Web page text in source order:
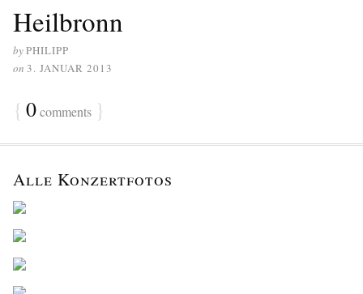
Heilbronn
byPHILIPP
on 3. JANUAR 2013
{ 0comments }
Alle Konzertfotos